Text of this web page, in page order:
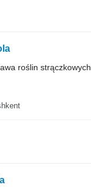
roślin strączkowych